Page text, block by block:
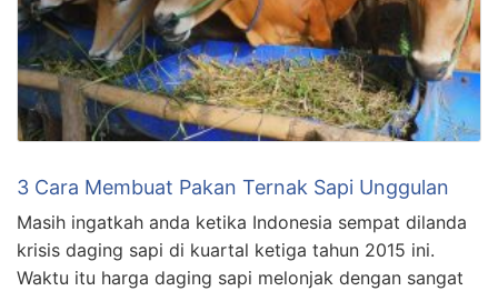
3 Cara Membuat Pakan Ternak Sapi Unggulan
Masih ingatkah anda ketika Indonesia sempat dilanda
krisis daging sapi di kuartal ketiga tahun 2015 ini.
Waktu itu harga daging sapi melonjak dengan sangat